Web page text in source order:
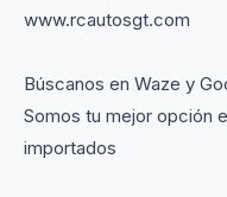
www.rcautosgt.com
Búscanos en Waze y
Somos tu mejor opción
importados